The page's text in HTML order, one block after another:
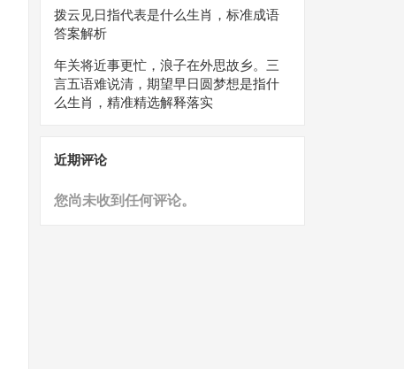
拨云见日指代表是什么生肖，标准成语
答案解析
年关将近事更忙，浪子在外思故乡。三
言五语难说清，期望早日圆梦想是指什
么生肖，精准精选解释落实
近期评论
您尚未收到任何评论。